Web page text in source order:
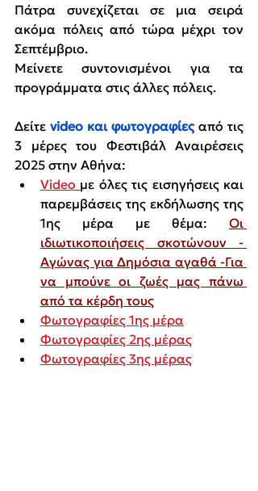
Πάτρα συνεχίζεται σε μια σειρά
ακόμα πόλεις από τώρα μέχρι τον
Σεπτέμβριο.
Μείνετε συντονισμένοι για τα
προγράμματα στις άλλες πόλεις.
Δείτε video και φωτογραφίες από τις
3 μέρες του Φεστιβάλ Αναιρέσεις
2025 στην Αθήνα:
Video με όλες τις εισηγήσεις και
παρεμβάσεις της εκδήλωσης της
1ης μέρα με θέμα: Οι
ιδιωτικοποιήσεις σκοτώνουν -
Αγώνας για Δημόσια αγαθά -Για
να μπούνε οι ζωές μας πάνω
από τα κέρδη τους
Φωτογραφίες 1ης μέρα
Φωτογραφίες 2ης μέρας
Φωτογραφίες 3ης μέρας